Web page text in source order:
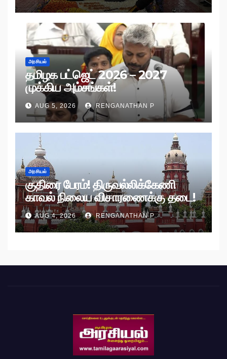
அரசியல்
தமிழக பட்ஜெட் 2026 – 2027
முக்கிய அம்சங்கள்!
AUG 5, 2026 RENGANATHAN P
அரசியல்
குதிரை பேரம்! திருவல்லிக்கேணி
காவல் நிலைய விசாரணைக்கு தடை!
AUG 4, 2026 RENGANATHAN P